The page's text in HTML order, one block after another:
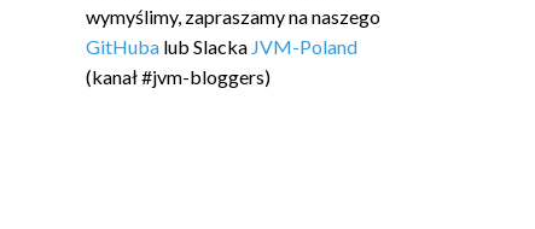
wymyślimy, zapraszamy na naszego
GitHuba lub Slacka JVM-Poland
(kanał #jvm-bloggers)